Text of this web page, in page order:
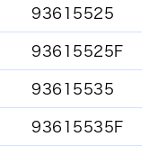
93615525
93615525F
93615535
93615535F